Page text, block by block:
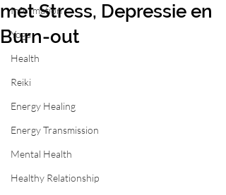
Information
Yoga
Health
Reiki
Energy Healing
Energy Transmission
Mental Health
Healthy Relationship
met Stress, Depressie en
Burn-out